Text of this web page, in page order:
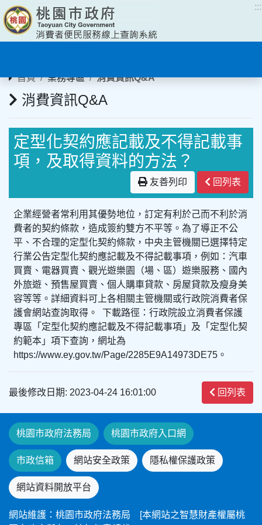
:::
首頁 業務專區 消費資訊Q&A
消費資訊Q&A
定型化契約應記載及不得記載事
項，及取得資料的方法？
友善列印 回列表
企業經營者常利用其優勢地位，訂定有利於己而不利於消
費者的契約條款，造成簽約雙方不平等。為了導正不公
平、不合理的定型化契約條款，中央主管機關已選擇特定
行業公告定型化契約應記載及不得記載事項，例如：汽車
買賣、電器買賣、觀光遊樂園（場、區）遊樂服務、國內
外旅遊、預售屋買賣、個人購車貸款、房屋貸款及瘦身美
容等等。詳細資料可上各相關主管機關或行政院消費者保
護會網站查詢取得。 下載路徑：行政院設立消費者保護
專區「定型化契約應記載及不得記載事項」及「定型化契
約範本」項下查詢，網址為
https://www.ey.gov.tw/Page/2285E9A14973DE75。
最後修改日期: 2023-04-24 16:01:00 回列表
桃園市政府法務局 桃園市政府入口網
市政信箱 網站安全政策 隱私權保護政策
網站資料開放平台
網站維護：桃園市政府法務局 [本網站之智慧財產權屬桃